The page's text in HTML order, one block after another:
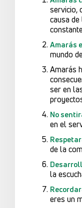
servicio,
causa
Amarás
mundo
Amarás
ser en
No
en el
de la
la
eres un